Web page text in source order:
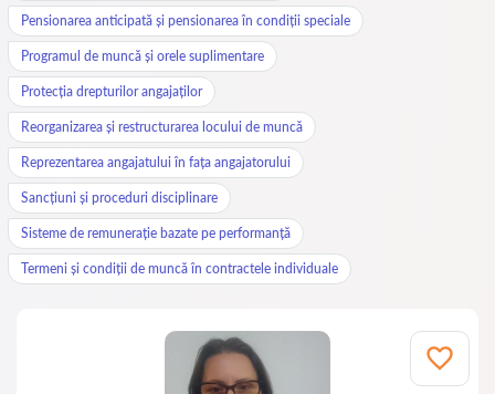
Pensionarea anticipată și pensionarea în condiții speciale
Programul de muncă și orele suplimentare
Protecția drepturilor angajaților
Reorganizarea și restructurarea locului de muncă
Reprezentarea angajatului în fața angajatorului
Sancțiuni și proceduri disciplinare
Sisteme de remunerație bazate pe performanță
Termeni și condiții de muncă în contractele individuale